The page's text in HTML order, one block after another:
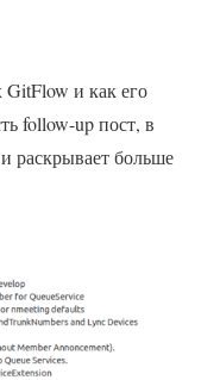
GitFlow и как его
follow-up пост, в
раскрывает больше